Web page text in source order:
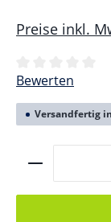
Preise inkl.
Bewerten
Versandfertig
Produkt